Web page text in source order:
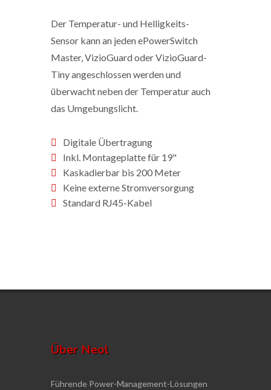
Der Temperatur- und Helligkeits-
Sensor kann an jeden ePowerSwitch
Master, VizioGuard oder VizioGuard-
Tiny angeschlossen werden und
überwacht neben der Temperatur auch
das Umgebungslicht.
Digitale Übertragung
Inkl. Montageplatte für 19"
Kaskadierbar bis 200 Meter
Keine externe Stromversorgung
Standard RJ45-Kabel
Über Neol
Führende Power-Management-Lösungen